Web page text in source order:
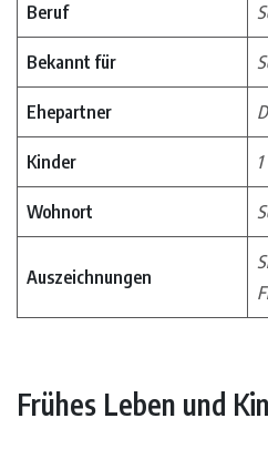
Beruf
Bekannt für
Ehepartner
Kinder
Wohnort
Auszeichnungen
Frühes Leben und